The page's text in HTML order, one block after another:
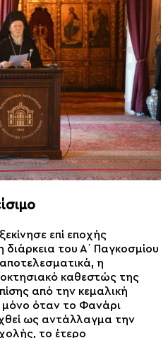
επί εποχής
του Α΄ Παγκοσμίου
η
καθεστώς της
από την κεμαλική
μόνο όταν το Φανάρι
ως αντάλλαγμα την
το έτερο